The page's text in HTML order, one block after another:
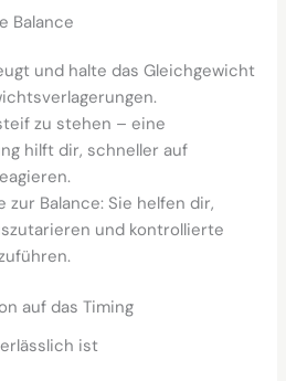
Balance
und halte das Gleichgewicht
zu stehen – eine
hilft dir, schneller auf
zur Balance: Sie helfen dir,
und kontrollierte
auf das Timing
ist